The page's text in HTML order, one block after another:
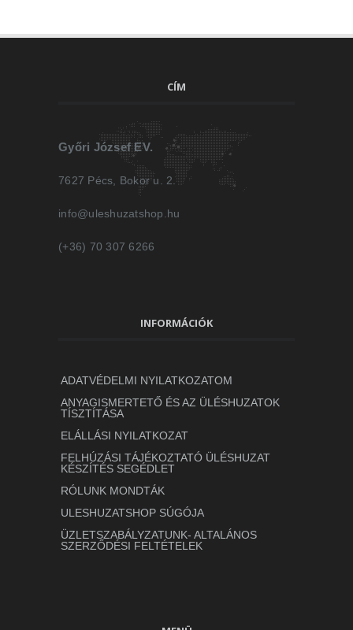
CÍM
Győri József EV.
7627 Pécs, Bokor u. 2.
info@uleshuzatshop.hu
(+36) 70 307 6266
INFORMÁCIÓK
ADATVÉDELMI NYILATKOZATOM
ANYAGISMERTETŐ ÉS AZ ÜLÉSHUZATOK
TÍSZTÍTÁSA
ELÁLLÁSI NYILATKOZAT
FELHÚZÁSI TÁJÉKOZTATÓ ÜLÉSHUZAT
KÉSZÍTÉS SEGÉDLET
RÓLUNK MONDTÁK
ULESHUZATSHOP SÚGÓJA
ÜZLETSZABÁLYZATUNK- ALTALÁNOS
SZERZŐDÉSI FELTÉTELEK